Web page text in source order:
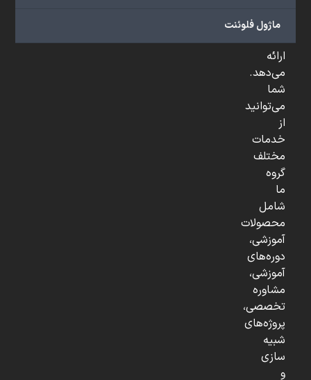
ماژول فلوئنتو
...
ارائه
می‌دهد.
شما
می‌توانید
از
خدمات
مختلف
گروه
ما
شامل
محصولات
آموزشی،
دوره‌های
آموزشی،
مشاوره
تخصصی،
پروژه‌های
شبیه
سازی
و